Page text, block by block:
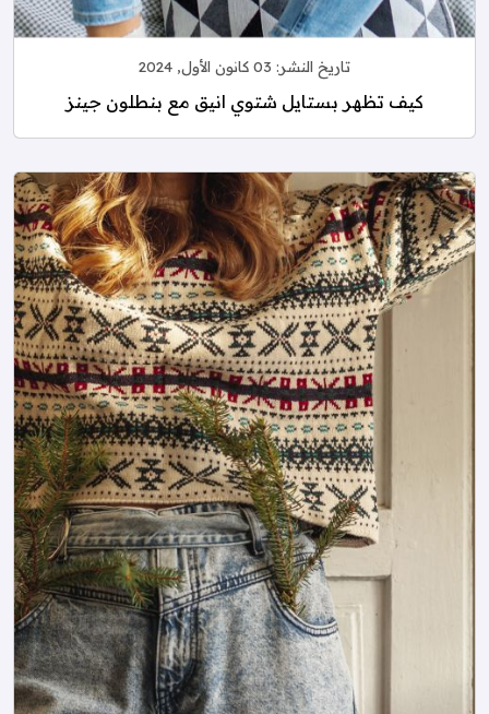
تاريخ النشر: 03 كانون الأول, 2024
كيف تظهر بستايل شتوي انيق مع بنطلون جينز